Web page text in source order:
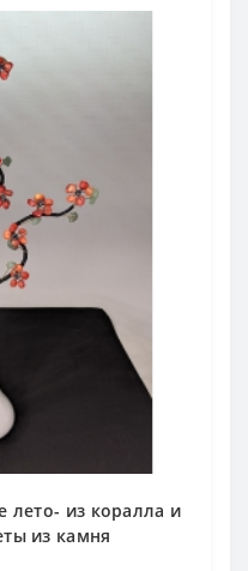
лето- из коралла и
из камня